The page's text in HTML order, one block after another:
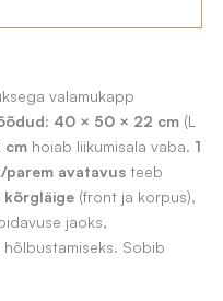
valamukapp
40 × 50 × 22 cm (L
cm hoiab liikumisala vaba. 1
parem avatavus teeb
kõrgläige (front ja korpus),
jaoks,
Sobib